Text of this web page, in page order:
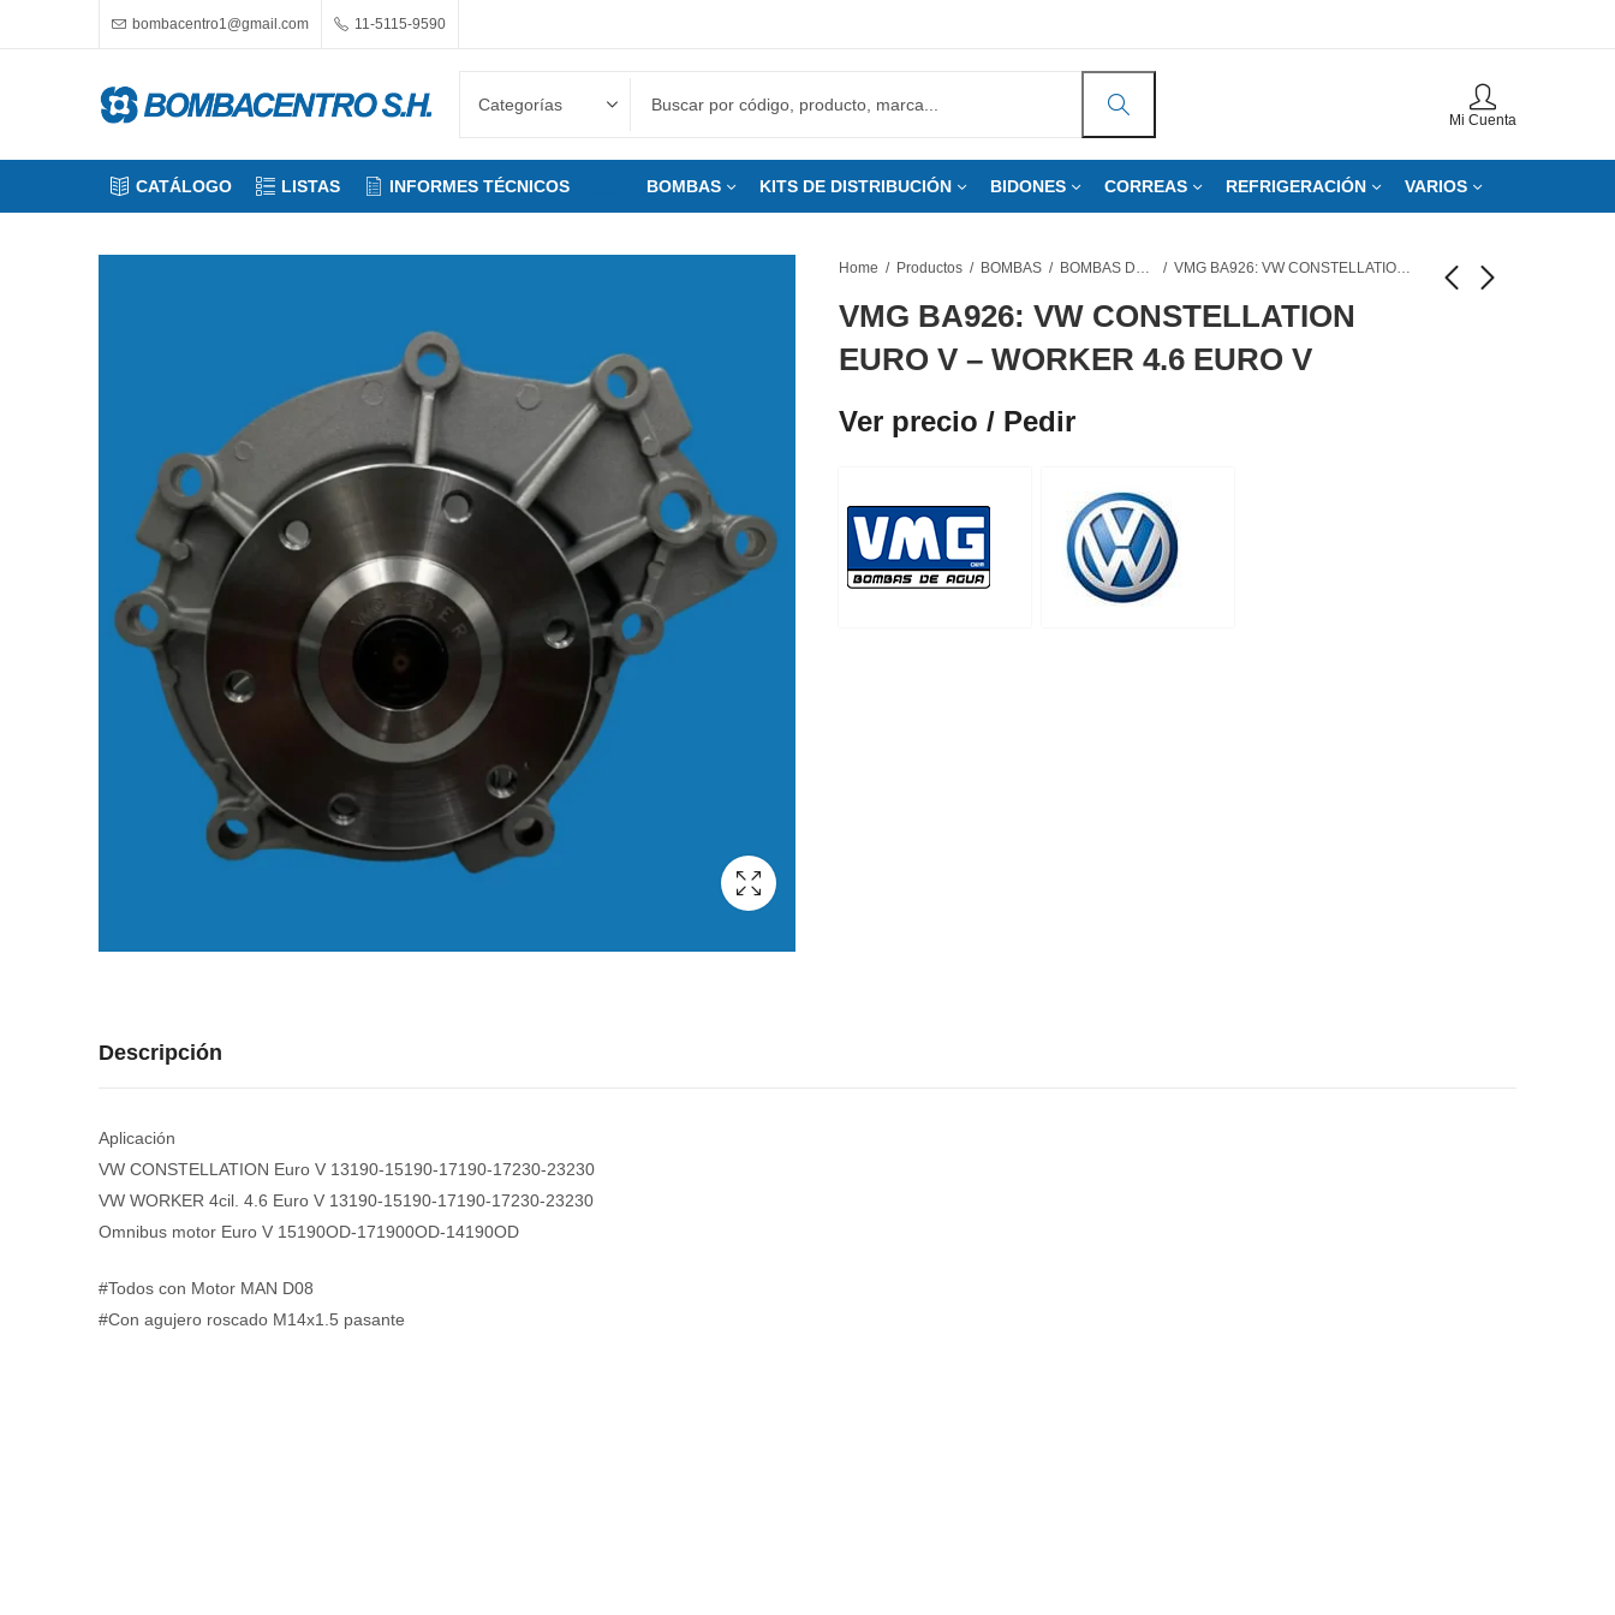
bombacentro1@gmail.com 11-5115-9590
Mi Cuenta
CATÁLOGO LISTAS INFORMES TÉCNICOS BOMBAS KITS DE DISTRIBUCIÓN BIDONES CORREAS REFRIGERACIÓN VARIOS
Home Productos BOMBAS BOMBAS DE AGUA VMG BA926: VW CONSTELLATION EURO V – WORKER 4.6 EURO V
VMG BA926: VW CONSTELLATION
EURO V – WORKER 4.6 EURO V
Ver precio / Pedir
Descripción
Aplicación
VW CONSTELLATION Euro V 13190-15190-17190-17230-23230
VW WORKER 4cil. 4.6 Euro V 13190-15190-17190-17230-23230
Omnibus motor Euro V 15190OD-171900OD-14190OD
#Todos con Motor MAN D08
#Con agujero roscado M14x1.5 pasante